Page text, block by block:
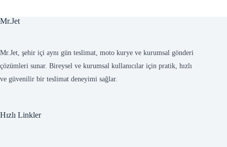
Mr.Jet
Mr.Jet, şehir içi aynı gün teslimat, moto kurye ve kurumsal gönderi
çözümleri sunar. Bireysel ve kurumsal kullanıcılar için pratik, hızlı
ve güvenilir bir teslimat deneyimi sağlar.
Hızlı Linkler